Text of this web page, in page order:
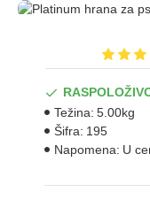
Težina: 5.00kg
Šifra: 195
Napomena: U